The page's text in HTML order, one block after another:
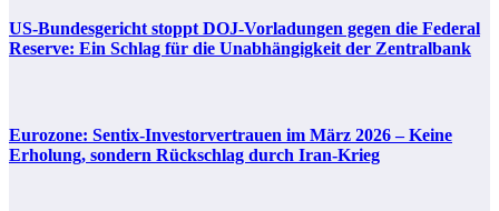
US-Bundesgericht stoppt DOJ-Vorladungen gegen die Federal
Reserve: Ein Schlag für die Unabhängigkeit der Zentralbank
Eurozone: Sentix-Investorvertrauen im März 2026 – Keine
Erholung, sondern Rückschlag durch Iran-Krieg